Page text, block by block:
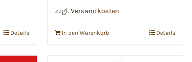
Details
zzgl. Versandkosten
In den Warenkorb Details